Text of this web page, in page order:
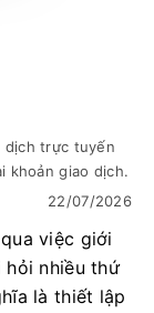
dịch trực tuyến
khoản giao dịch.
22/07/2026
việc giới
nhiều thứ
là thiết lập